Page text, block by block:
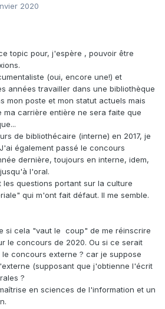
2020
topic pour, j'espère , pouvoir être
(oui, encore une!) et
années travailler dans une bibliothèque
mon poste et mon statut actuels mais
ma carrière entière ne sera faite que
de bibliothécaire (interne) en 2017, je
également passé le concours
dernière, toujours en interne, idem,
l'oral.
questions portant sur la culture
qui m'ont fait défaut. Il me semble.
si cela "vaut le coup" de me réinscrire
le concours de 2020. Ou si ce serait
concours externe ? car je suppose
(supposant que j'obtienne l'écrit
?
en sciences de l'information et un